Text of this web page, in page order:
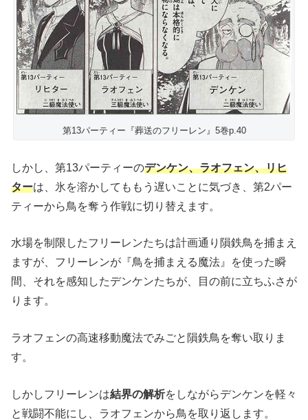
第13パーティー『葬送のフリーレン』5巻p.40
しかし、第13パーティーのデンケン、ラオフェン、リヒ
ターは、氷を溶かしてももう遅いことに気づき、第2パー
ティーから鳥を奪う作戦に切り替えます。
水場を制限したフリーレンたちは計画通り隕鉄鳥を捕まえ
ますが、フリーレンが『鳥を捕まえる魔法』を使った瞬
間、それを感知したデンケンたちが、目の前に立ちふさが
ります。
ラオフェンの高速移動魔法でみごと隕鉄鳥を奪い取りま
す。
しかしフリーレンは結界の解析をしながらデンケンを軽々
と戦闘不能にし、ラオフェンから鳥を取り返します。